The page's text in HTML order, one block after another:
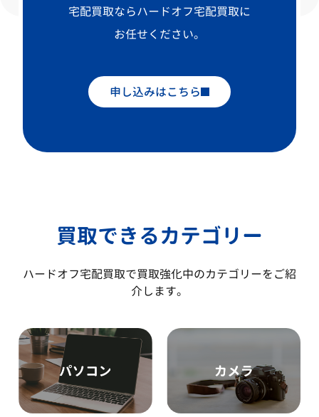
宅配買取ならハードオフ宅配買取に
お任せください。
申し込みはこちら
買取できるカテゴリー
ハードオフ宅配買取で買取強化中のカテゴリーをご紹
介します。